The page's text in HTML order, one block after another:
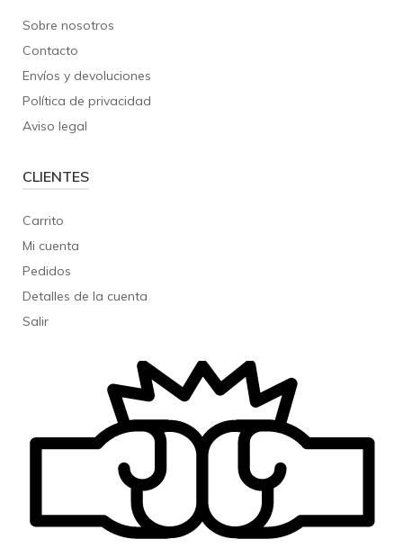
Sobre nosotros
Contacto
Envíos y devoluciones
Política de privacidad
Aviso legal
CLIENTES
Carrito
Mi cuenta
Pedidos
Detalles de la cuenta
Salir